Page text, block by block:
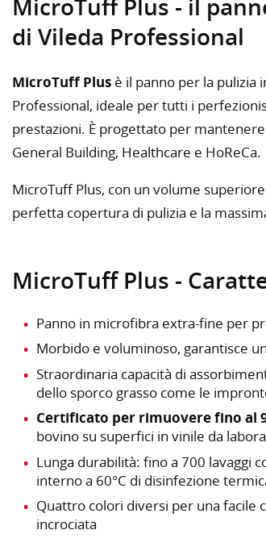
MicroTuff Plus - il
di Vileda Professional
MicroTuff Plus è il panno per la pulizia
Professional, ideale per tutti i
prestazioni. È progettato per
General Building, Healthcare e HoReCa.
MicroTuff Plus, con un volume
perfetta copertura di pulizia e la
MicroTuff Plus -
Panno in microfibra extra-fine per
Morbido e voluminoso, garantisce
Straordinaria capacità di
dello sporco grasso come le
Certificato per rimuovere fino al
bovino su superfici in vinile da
Lunga durabilità: fino a 700 lavaggi
interno a 60°C di disinfezione
Quattro colori diversi per una facile
incrociata